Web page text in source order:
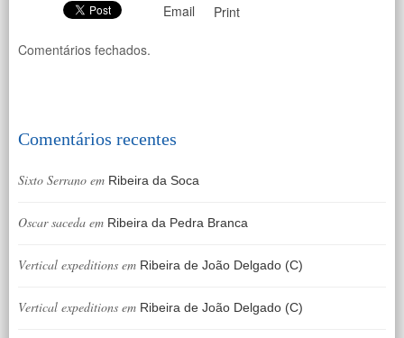
Email Print
Comentários fechados.
Comentários recentes
Sixto Serrano em Ribeira da Soca
Oscar saceda em Ribeira da Pedra Branca
Vertical expeditions em Ribeira de João Delgado (C)
Vertical expeditions em Ribeira de João Delgado (C)